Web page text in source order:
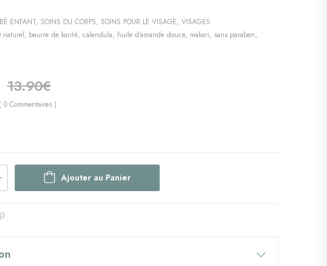
ENFANT, SOINS DU CORPS, SOINS POUR LE VISAGE, VISAGES
naturel, beurre de karité, calendula, huile d'amande douce, makari, sans paraben,
13.90€
( 0 Commentaires )
Ajouter au Panier